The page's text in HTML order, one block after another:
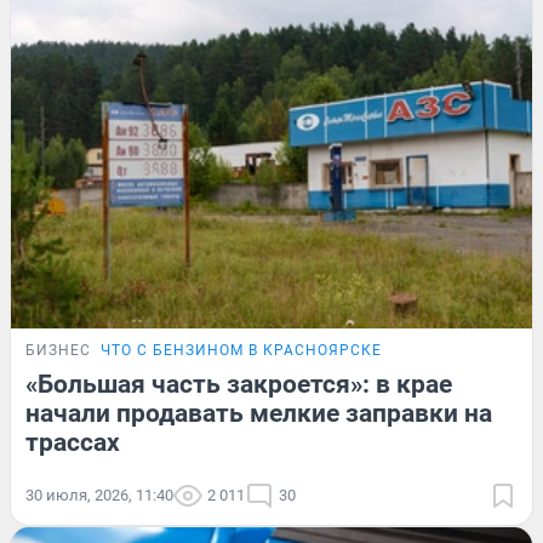
БИЗНЕС ЧТО С БЕНЗИНОМ В КРАСНОЯРСКЕ
«Большая часть закроется»: в крае
начали продавать мелкие заправки на
трассах
30 июля, 2026, 11:40 2 011 30